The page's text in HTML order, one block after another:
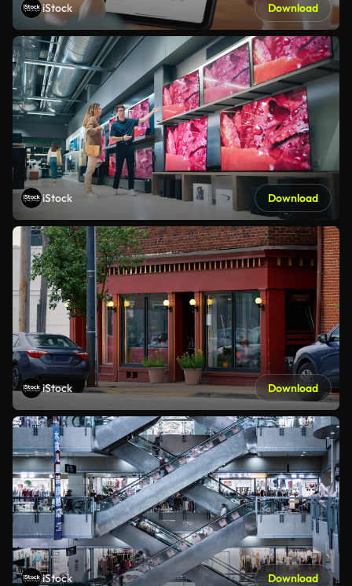
iStock Download
iStock Download
iStock Download
iStock Download